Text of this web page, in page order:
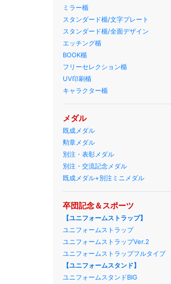
ミラー楯
スタンダード楯/文字プレート
スタンダード楯/全面デザイン
エッチング楯
BOOK楯
フリーセレクション楯
UV印刷楯
キャラクター楯
メダル
既成メダル
勲章メダル
別注・表彰メダル
別注・交流記念メダル
既成メダル+別注ミニメダル
卒団記念＆スポーツ
【ユニフォームストラップ】
ユニフォームストラップ
ユニフォームストラップVer.2
ユニフォームストラップフルタイプ
【ユニフォームスタンド】
ユニフォームスタンドBIG